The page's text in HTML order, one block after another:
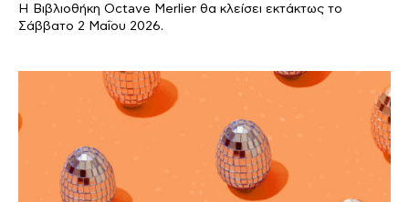
Η Βιβλιοθήκη Octave Merlier θα κλείσει εκτάκτως το
Σάββατο 2 Μαΐου 2026.